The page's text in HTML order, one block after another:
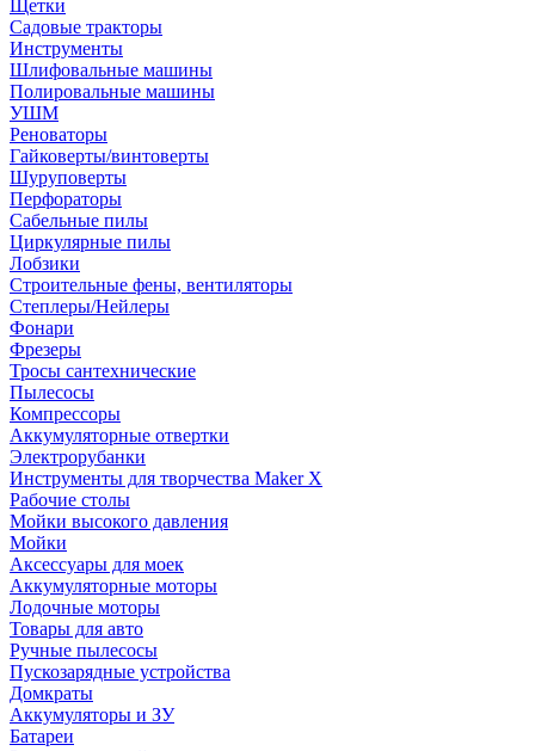
Щетки
Садовые тракторы
Инструменты
Шлифовальные машины
Полировальные машины
УШМ
Реноваторы
Гайковерты/винтоверты
Шуруповерты
Перфораторы
Сабельные пилы
Циркулярные пилы
Лобзики
Строительные фены, вентиляторы
Степлеры/Нейлеры
Фонари
Фрезеры
Тросы сантехнические
Пылесосы
Компрессоры
Аккумуляторные отвертки
Электрорубанки
Инструменты для творчества Maker X
Рабочие столы
Мойки высокого давления
Мойки
Аксессуары для моек
Аккумуляторные моторы
Лодочные моторы
Товары для авто
Ручные пылесосы
Пускозарядные устройства
Домкраты
Аккумуляторы и ЗУ
Батареи